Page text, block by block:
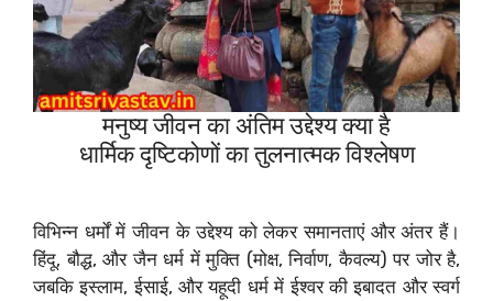
मनुष्य जीवन का अंतिम उद्देश्य क्या है
धार्मिक दृष्टिकोणों का तुलनात्मक विश्लेषण
विभिन्न धर्मों में जीवन के उद्देश्य को लेकर समानताएं और अंतर हैं।
हिंदू, बौद्ध, और जैन धर्म में मुक्ति (मोक्ष, निर्वाण, कैवल्य) पर जोर है,
जबकि इस्लाम, ईसाई, और यहूदी धर्म में ईश्वर की इबादत और स्वर्ग